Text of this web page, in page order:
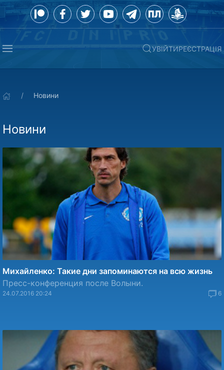
УВІЙТИРЕЄСТРАЦІЯ
Новини
Новини
Михайленко: Такие дни запоминаются на всю жизнь
Пресс-конференция после Волыни.
24.07.2016 20:24 6